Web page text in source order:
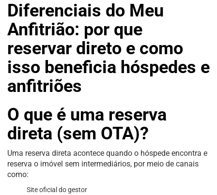
Diferenciais do Meu
Anfitrião: por que
reservar direto e como
isso beneficia hóspedes e
anfitriões
O que é uma reserva
direta (sem OTA)?
Uma reserva direta acontece quando o hóspede encontra e
reserva o imóvel sem intermediários, por meio de canais
como:
Site oficial do gestor